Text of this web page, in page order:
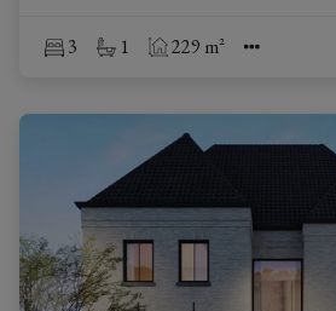
3 1 229 m²